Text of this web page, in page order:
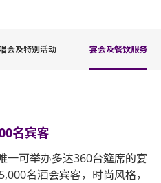
会及特别活动 宴会及餐饮服务
名宾客
可举办多达360台筵席的宴
名酒会宾客，时尚风格，